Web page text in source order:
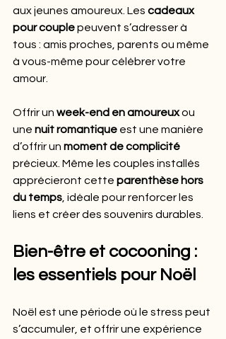
aux jeunes amoureux. Les cadeaux
pour couple peuvent s’adresser à
tous : amis proches, parents ou même
à vous-même pour célébrer votre
amour.
Offrir un week-end en amoureux ou
une nuit romantique est une manière
d’offrir un moment de complicité
précieux. Même les couples installés
apprécieront cette parenthèse hors
du temps , idéale pour renforcer les
liens et créer des souvenirs durables.
Bien-être et cocooning :
les essentiels pour Noël
Noël est une période où le stress peut
s’accumuler, et offrir une expérience